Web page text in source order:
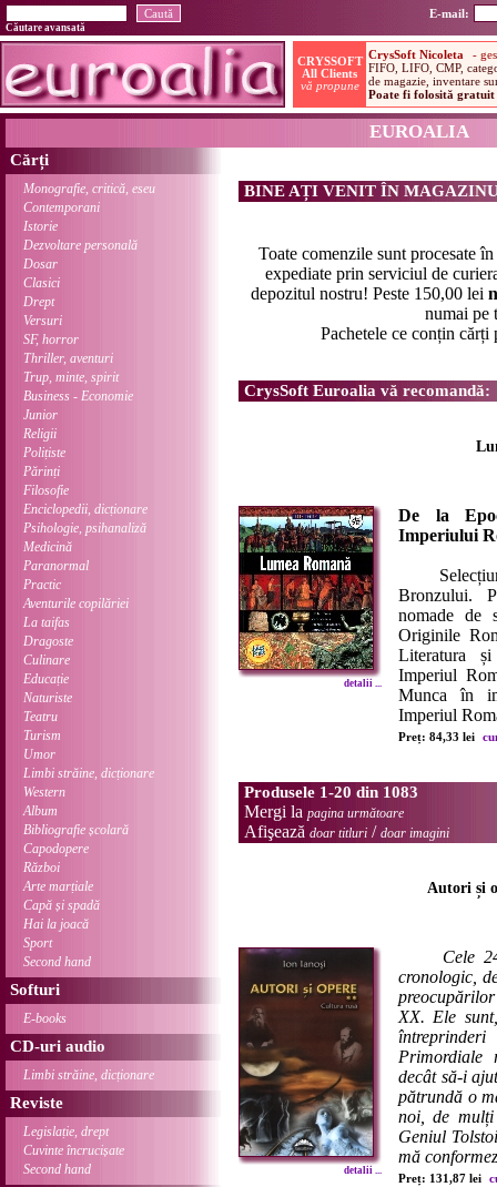
E-mail:
Căutare avansată
EUROALIA
Cărți
Monografie, critică, eseu
Contemporani
Istorie
Dezvoltare personală
Dosar
Clasici
Drept
Versuri
SF, horror
Thriller, aventuri
Trup, minte, spirit
Business - Economie
Junior
Religii
Polițiste
Părinți
Filosofie
Enciclopedii, dicționare
Psihologie, psihanaliză
Medicină
Paranormal
Practic
Aventurile copilăriei
La taifas
Dragoste
Culinare
Educație
Naturiste
Teatru
Turism
Umor
Limbi străine, dicționare
Western
Album
Bibliografie școlară
Capodopere
Război
Arte marțiale
Capă și spadă
Hai la joacă
Sport
Second hand
Softuri
E-books
CD-uri audio
Limbi străine, dicționare
Reviste
Legislație, drept
Cuvinte încrucișate
Second hand
BINE AȚI VENIT ÎN
Toate comenzile sunt procesate în
expediate prin serviciul de
depozitul nostru! Peste 150,00 lei
numai pe
Pachetele ce conțin cărți
CrysSoft Euroalia vă recomandă:
detalii ...
De la
Imperiului
Bronzului.
nomade de
Originile
Literatura
Imperiul
Munca în
Imperiul
Preț: 84,33 lei
Produsele 1-20 din 1083
Mergi la pagina următoare
Afişează doar titluri / doar imagini
Autori și
detalii ...
Cele
cronologic,
XX. Ele
Primordiale
decât să-i
pătrundă o
noi, de mulți
Geniul
mă
Preț: 131,87 lei